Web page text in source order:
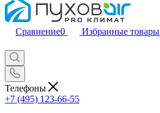
Сравнение0 Избранные товары
Телефоны
+7 (495) 123-66-55